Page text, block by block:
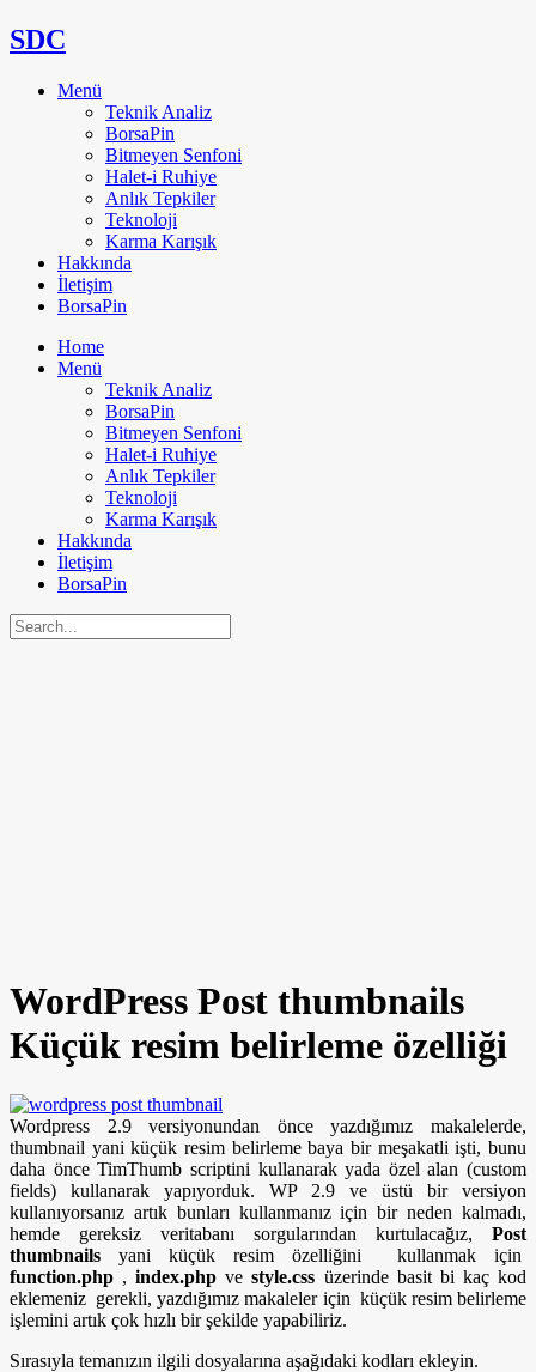
SDC
Menü
Teknik Analiz
BorsaPin
Bitmeyen Senfoni
Halet-i Ruhiye
Anlık Tepkiler
Teknoloji
Karma Karışık
Hakkında
İletişim
BorsaPin
Home
Menü
Teknik Analiz
BorsaPin
Bitmeyen Senfoni
Halet-i Ruhiye
Anlık Tepkiler
Teknoloji
Karma Karışık
Hakkında
İletişim
BorsaPin
WordPress Post thumbnails
Küçük resim belirleme özelliği
Wordpress 2.9 versiyonundan önce yazdığımız makalelerde,
thumbnail yani küçük resim belirleme baya bir meşakatli işti, bunu
daha önce TimThumb scriptini kullanarak yada özel alan (custom
fields) kullanarak yapıyorduk. WP 2.9 ve üstü bir versiyon
kullanıyorsanız artık bunları kullanmanız için bir neden kalmadı,
hemde gereksiz veritabanı sorgularından kurtulacağız, Post
thumbnails yani küçük resim özelliğini kullanmak için
function.php ,index.php vestyle.css üzerinde basit bi kaç kod
eklemeniz gerekli, yazdığımız makaleler için küçük resim belirleme
işlemini artık çok hızlı bir şekilde yapabiliriz.
Sırasıyla temanızın ilgili dosyalarına aşağıdaki kodları ekleyin.